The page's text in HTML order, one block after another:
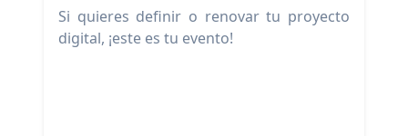
Si quieres definir o renovar tu proyecto
digital, ¡este es tu evento!